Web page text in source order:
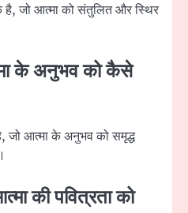
है, जो आत्मा को संतुलित और स्थिर
के अनुभव को कैसे
जो आत्मा के अनुभव को समृद्ध
की पवित्रता को